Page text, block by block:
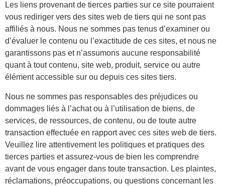
Les liens provenant de tierces parties sur ce site pourraient
vous rediriger vers des sites web de tiers qui ne sont pas
affiliés à nous. Nous ne sommes pas tenus d’examiner ou
d’évaluer le contenu ou l’exactitude de ces sites, et nous ne
garantissons pas et n’assumons aucune responsabilité
quant à tout contenu, site web, produit, service ou autre
élément accessible sur ou depuis ces sites tiers.
Nous ne sommes pas responsables des préjudices ou
dommages liés à l’achat ou à l’utilisation de biens, de
services, de ressources, de contenu, ou de toute autre
transaction effectuée en rapport avec ces sites web de tiers.
Veuillez lire attentivement les politiques et pratiques des
tierces parties et assurez-vous de bien les comprendre
avant de vous engager dans toute transaction. Les plaintes,
réclamations, préoccupations, ou questions concernant les